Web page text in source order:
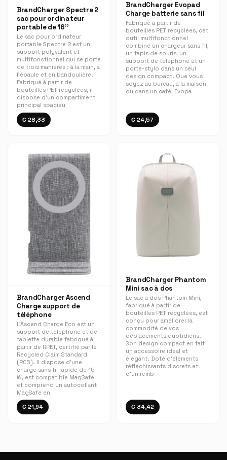
BrandCharger Spectre 2
sac pour ordinateur
portable de 16''
Le sac pour ordinateur
portable Spectre 2 est un
support polyvalent et
multifonctionnel qui se porte
de trois manières : à la main, à
l'épaule et en bandoulière.
Fabriqué à partir de
bouteilles PET recyclées, il
dispose d'un compartiment
principal spacieu
€ 28,33
BrandCharger Evopad
Charge batterie sans fil
Fabriqué à partir de
bouteilles PET recyclées, cet
outil multifonctionnel
combine un chargeur sans fil,
un tapis de souris, un
support de téléphone et un
porte-stylo dans un seul
design compact. Que vous
soyez au bureau, à la maison
ou dans un café, Evopa
€ 24,57
BrandCharger Ascend
Charge support de
téléphone
L'Ascend Charge Eco est un
support de téléphone et de
tablette durable fabriqué à
partir de RPET, certifié par le
Recycled Claim Standard
(RCS). Il dispose d’une
charge sans fil rapide de 15
W, est compatible MagSafe
et comprend un autocollant
MagSafe en
€ 21,94
BrandCharger Phantom
Mini sac à dos
Le sac à dos Phantom Mini,
fabriqué à partir de
bouteilles PET recyclées, est
conçu pour améliorer la
commodité de vos
déplacements quotidiens.
Son design compact en fait
un accessoire idéal et
élégant. Doté d'éléments
réfléchissants discrets et
d'un remb
€ 34,42